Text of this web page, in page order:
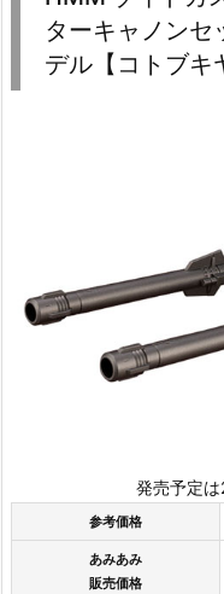
ターキャノンセ
デル【コトブキ
発売予定
参考価格
あみあみ
販売価格